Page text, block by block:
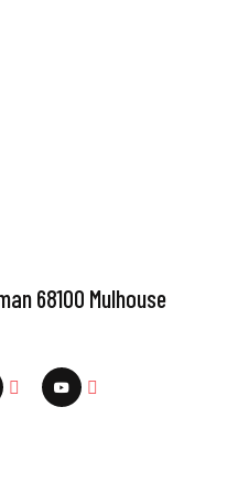
68100 Mulhouse